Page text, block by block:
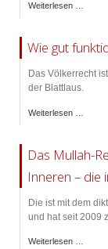
Weiterlesen …
Wie gut
Das Völkerrecht
der Blattlaus.
Weiterlesen …
Das Mullah-
Inneren – die
Die ist mit dem
und hat seit 2009
Weiterlesen …